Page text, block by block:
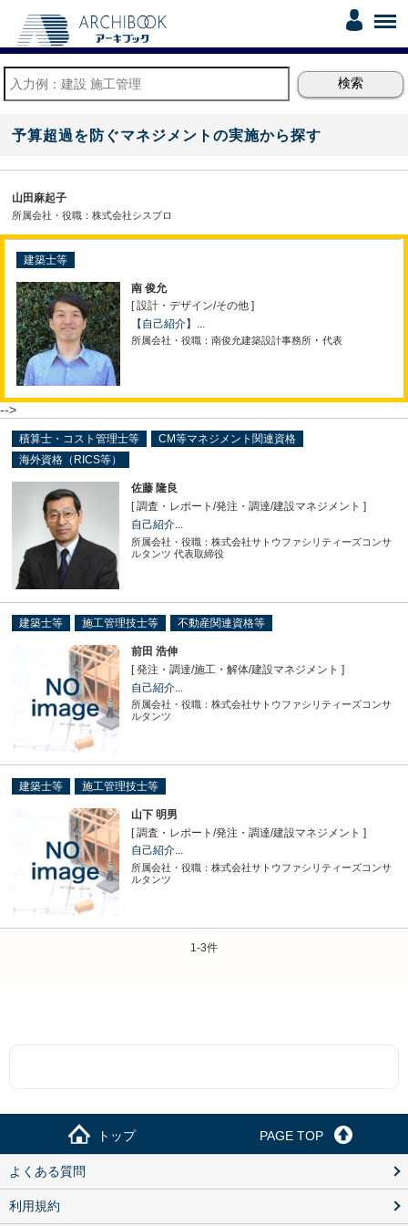
予算超過を防ぐマネジメントの実施から探す
山田麻起子
所属会社・役職：株式会社シスプロ
建築士等
南 俊允
[ 設計・デザイン/その他 ]
【自己紹介】...
所属会社・役職：南俊允建築設計事務所 ･ 代表
-->
積算士・コスト管理士等
CM等マネジメント関連資格
海外資格（RICS等）
佐藤 隆良
[ 調査・レポート /発注・調達/建設マネジメント ]
自己紹介...
所属会社・役職：株式会社サトウファシリティーズコンサ
ルタンツ 代表取締役
建築士等 施工管理技士等 不動産関連資格等
前田 浩伸
[ 発注・調達/施工・解体/建設マネジメント ]
自己紹介...
所属会社・役職：株式会社サトウファシリティーズコンサ
ルタンツ
建築士等 施工管理技士等
山下 明男
[ 調査・レポート /発注・調達/建設マネジメント ]
自己紹介...
所属会社・役職：株式会社サトウファシリティーズコンサ
ルタンツ
1-3件
トップ PAGE TOP
よくある質問
利用規約